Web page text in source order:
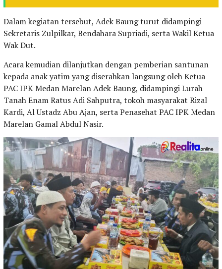
Dalam kegiatan tersebut, Adek Baung turut didampingi
Sekretaris Zulpilkar, Bendahara Supriadi, serta Wakil Ketua
Wak Dut.
Acara kemudian dilanjutkan dengan pemberian santunan
kepada anak yatim yang diserahkan langsung oleh Ketua
PAC IPK Medan Marelan Adek Baung, didampingi Lurah
Tanah Enam Ratus Adi Sahputra, tokoh masyarakat Rizal
Kardi, Al Ustadz Abu Ajan, serta Penasehat PAC IPK Medan
Marelan Gamal Abdul Nasir.